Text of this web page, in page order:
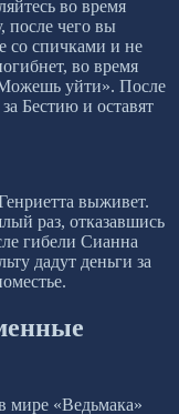
во время
после чего вы
со спичками и не
во время
уйти». После
Бестию и оставят
выживет.
раз, отказавшись
гибели Сианна
дадут деньги за
мире «Ведьмака»